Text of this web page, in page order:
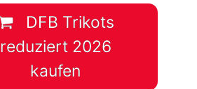
DFB Trikots
reduziert 2026
kaufen